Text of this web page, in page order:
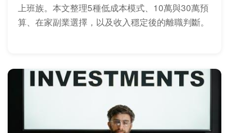
上班族。本文整理5種低成本模式、10萬與30萬預
算、在家副業選擇，以及收入穩定後的離職判斷。